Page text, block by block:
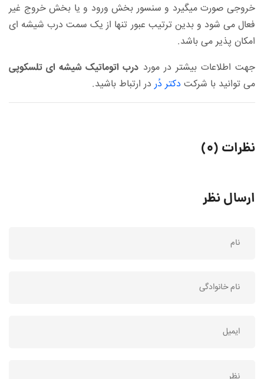
خروجی صورت میگیرد و سنسور بخش ورود و یا بخش خروج غیر
فعال می شود و بدین ترتیب عبور تنها از یک سمت درب شیشه ای
امکان پذیر می باشد.
جهت اطلاعات بیشتر در مورد درب اتوماتیک شیشه ای تلسکوپی
می توانید با شرکت دکتر دُر در ارتباط باشید.
نظرات (۰)
ارسال نظر